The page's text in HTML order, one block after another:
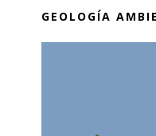
GEOLOGÍA